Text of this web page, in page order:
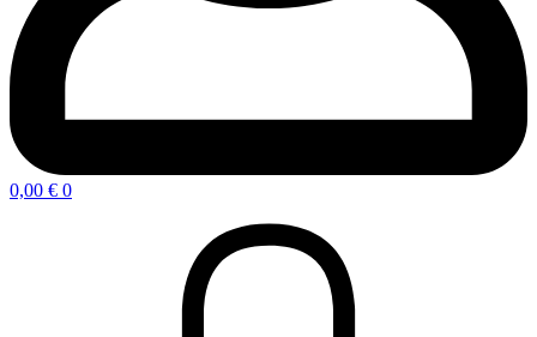
0,00 € 0